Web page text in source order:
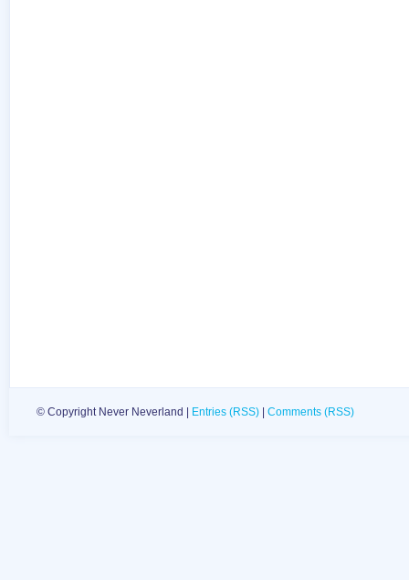
© Copyright Never Neverland | Entries (RSS) Comments (RSS)